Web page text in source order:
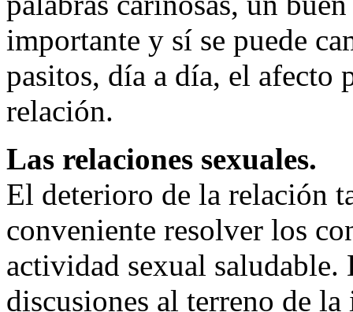
importante y sí se puede
pasitos, día a día, el afecto
relación.
Las relaciones sexuales.
El deterioro de la relación
conveniente resolver los
actividad sexual
discusiones al terreno de